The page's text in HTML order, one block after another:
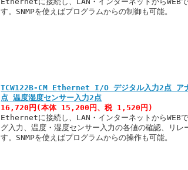
す。SNMPを使えばプログラムからの制御も可能。
TCW122B-CM Ethernet I/O デジタル入力2点 ア
点 温度湿度センサー入力2点
16,720円(本体 15,200円、税 1,520円)
Ethernetに接続し、LAN・インターネットからWEB
グ入力、温度・湿度センサー入力の各値の確認、リレ
す。SNMPを使えばプログラムからの操作も可能。